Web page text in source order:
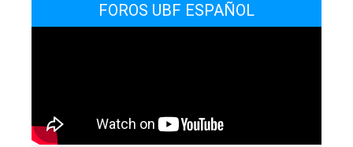
FOROS UBF ESPAÑOL